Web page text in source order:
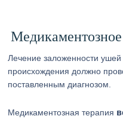
Лечение заложенности ушей
происхождения должно
поставленным диагнозом.
Медикаментозная терапия